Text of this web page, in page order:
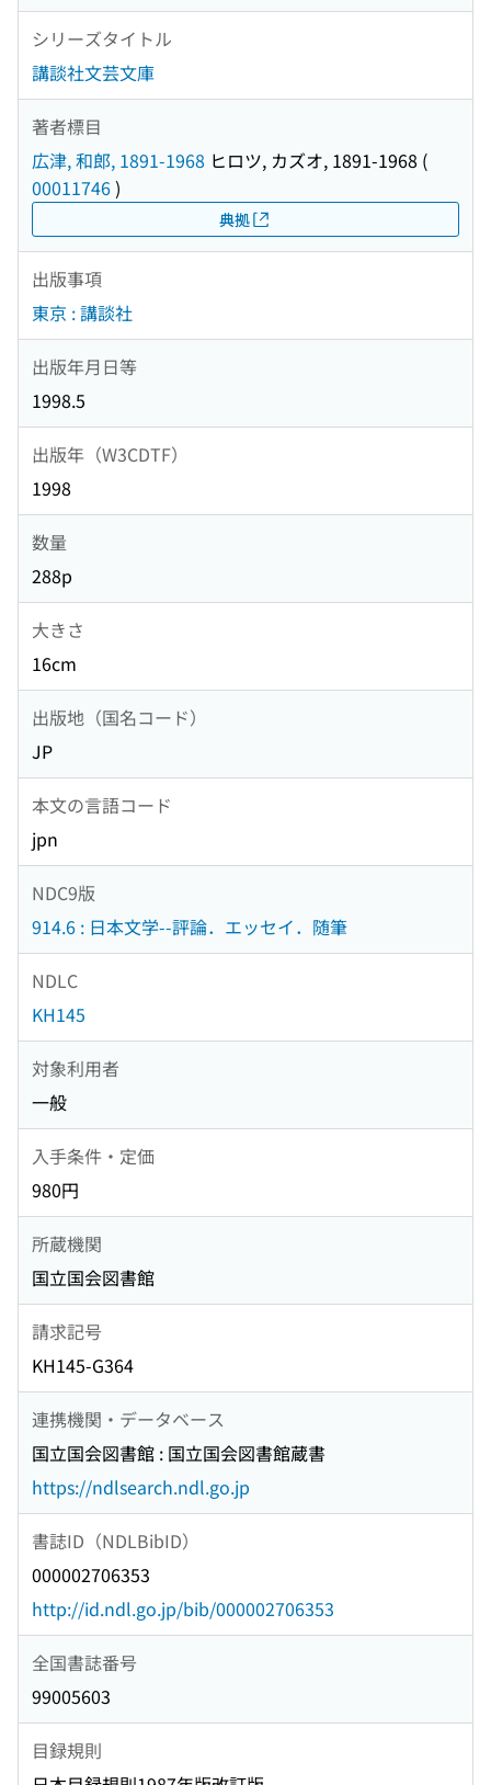
シリーズタイトル
講談社文芸文庫
著者標目
広津, 和郎, 1891-1968 ヒロツ, カズオ, 1891-1968 (
00011746)
典拠
出版事項
東京 : 講談社
出版年月日等
1998.5
出版年（W3CDTF）
1998
数量
288p
大きさ
16cm
出版地（国名コード）
JP
本文の言語コード
jpn
NDC9版
914.6 : 日本文学--評論．エッセイ．随筆
NDLC
KH145
対象利用者
一般
入手条件・定価
980円
所蔵機関
国立国会図書館
請求記号
KH145-G364
連携機関・データベース
国立国会図書館 : 国立国会図書館蔵書
https://ndlsearch.ndl.go.jp
書誌ID（NDLBibID）
000002706353
http://id.ndl.go.jp/bib/000002706353
全国書誌番号
99005603
目録規則